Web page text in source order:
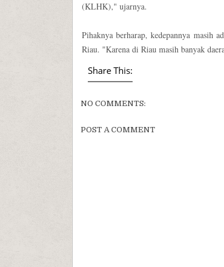
(KLHK)," ujarnya.
Pihaknya berharap, kedepannya masih
Riau. "Karena di Riau masih banyak
Share This:
NO COMMENTS:
POST A COMMENT